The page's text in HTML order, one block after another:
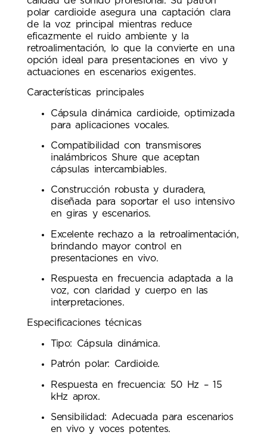
polar cardioide asegura una captación clara
de la voz principal mientras reduce
eficazmente el ruido ambiente y la
retroalimentación, lo que la convierte en una
opción ideal para presentaciones en vivo y
actuaciones en escenarios exigentes.
Características principales
Cápsula dinámica cardioide, optimizada
para aplicaciones vocales.
Compatibilidad con transmisores
inalámbricos Shure que aceptan
cápsulas intercambiables.
Construcción robusta y duradera,
diseñada para soportar el uso intensivo
en giras y escenarios.
Excelente rechazo a la retroalimentación,
brindando mayor control en
presentaciones en vivo.
Respuesta en frecuencia adaptada a la
voz, con claridad y cuerpo en las
interpretaciones.
Especificaciones técnicas
Tipo: Cápsula dinámica.
Patrón polar: Cardioide.
Respuesta en frecuencia: 50 Hz – 15
kHz aprox.
Sensibilidad: Adecuada para escenarios
en vivo y voces potentes.